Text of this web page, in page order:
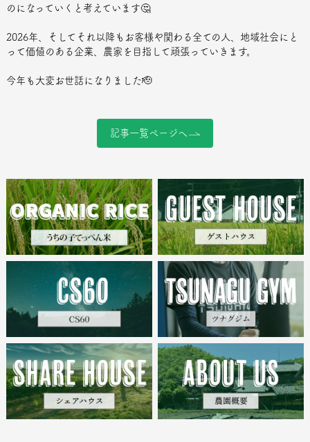
のになっていくと考えています🤔
2026年、そしてそれ以降もお客様や関わる全ての人、地域社会にと
って価値のある企業、農家を目指して頑張っていきます。
今年も大変お世話になりました🫡
記事一覧ページへ